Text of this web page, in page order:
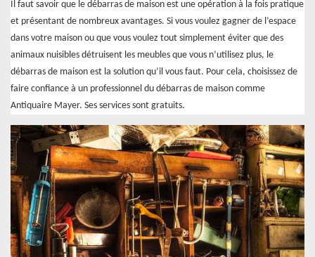
Il faut savoir que le débarras de maison est une opération à la fois pratique
et présentant de nombreux avantages. Si vous voulez gagner de l’espace
dans votre maison ou que vous voulez tout simplement éviter que des
animaux nuisibles détruisent les meubles que vous n’utilisez plus, le
débarras de maison est la solution qu’il vous faut. Pour cela, choisissez de
faire confiance à un professionnel du débarras de maison comme
Antiquaire Mayer. Ses services sont gratuits.